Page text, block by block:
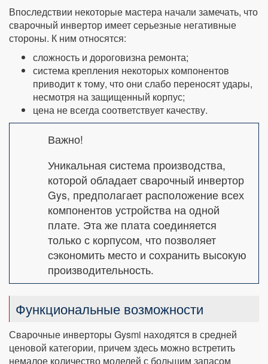
Впоследствии некоторые мастера начали замечать, что
сварочный инвертор имеет серьезные негативные
стороны. К ним относятся:
сложность и дороговизна ремонта;
система крепления некоторых компонентов
приводит к тому, что они слабо переносят удары,
несмотря на защищенный корпус;
цена не всегда соответствует качеству.
Важно!
Уникальная система производства,
которой обладает сварочный инвертор
Gys, предполагает расположение всех
компонентов устройства на одной
плате. Эта же плата соединяется
только с корпусом, что позволяет
сэкономить место и сохранить высокую
производительность.
Функциональные возможности
Сварочные инверторы Gysmi находятся в средней
ценовой категории, причем здесь можно встретить
немалое количество моделей с большим запасом